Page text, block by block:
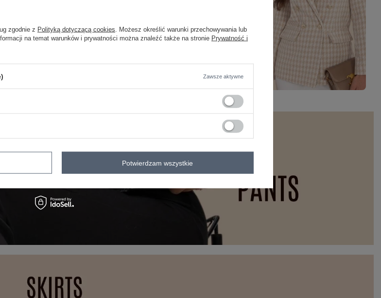
zgodnie z Polityką dotyczącą cookies . Możesz określić warunki przechowywania lub
na temat warunków i prywatności można znaleźć także na stronie Prywatność i
Zawsze aktywne
Potwierdzam wszystkie